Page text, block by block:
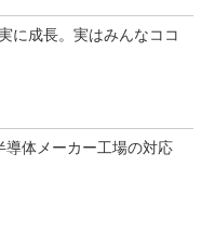
に成長。実はみんなココ
体メーカー工場の対応